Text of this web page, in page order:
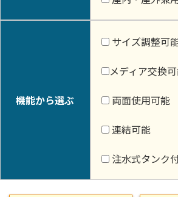
機能から選ぶ
サイズ調整可
メディア交換
両面使用可能
連結可能
注水式タンク